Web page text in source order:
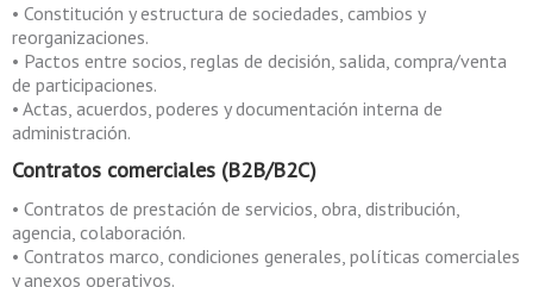
• Constitución y estructura de sociedades, cambios y
reorganizaciones.
• Pactos entre socios, reglas de decisión, salida, compra/venta
de participaciones.
• Actas, acuerdos, poderes y documentación interna de
administración.
Contratos comerciales (B2B/B2C)
• Contratos de prestación de servicios, obra, distribución,
agencia, colaboración.
• Contratos marco, condiciones generales, políticas comerciales
y anexos operativos.